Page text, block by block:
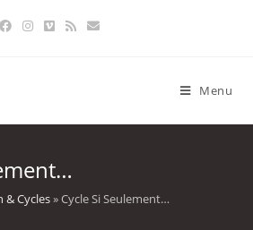
Menu
& Cycles»Cycle Si Seulement…